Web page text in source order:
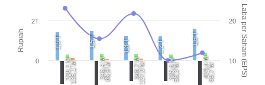
Rupiah Laba per Saham (EPS)
1,5 T 1,5 T 1,3 T 1,2 T
1,6 T
338,1 M 346,4 M 348,7 M 325,6 M 423,4 M
135,1 M 89,9 M 127,0 M 58,3 M 69,7 M
0
2T
10
20